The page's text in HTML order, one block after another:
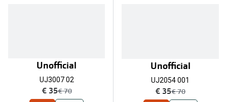
Unofficial
UJ3007 02
nu:
€ 35was:
€ 70
Unofficial
UJ2054 001
nu:
€ 35was:
€ 70